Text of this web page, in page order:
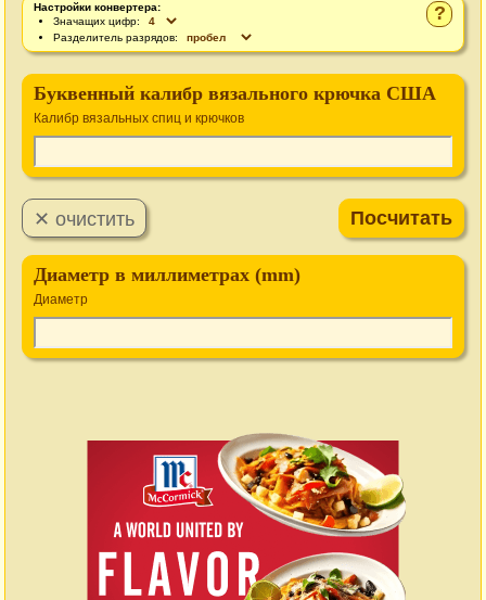
?
Настройки конвертера:
Значащих цифр:
Разделитель разрядов:
Буквенный калибр вязального крючка США
Калибр вязальных спиц и крючков
Диаметр в миллиметрах (mm)
Диаметр